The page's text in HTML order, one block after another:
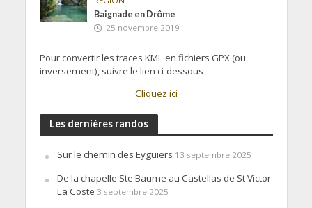
Baignade en Drôme
25 novembre 2019
Pour convertir les traces KML en fichiers GPX (ou
inversement), suivre le lien ci-dessous
Cliquez ici
Les dernières randos
Sur le chemin des Eyguiers 13 septembre 2025
De la chapelle Ste Baume au Castellas de St Victor
La Coste 3 septembre 2025